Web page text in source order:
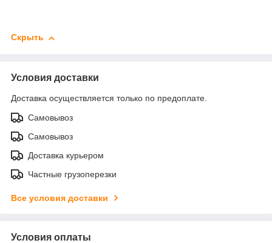
Скрыть
Условия доставки
Доставка осуществляется только по предоплате.
Самовывоз
Самовывоз
Доставка курьером
Частные грузоперезки
Все условия доставки
Условия оплаты